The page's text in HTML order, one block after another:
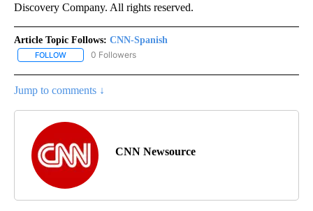
Discovery Company. All rights reserved.
Article Topic Follows: CNN-Spanish
FOLLOW FOLLOW "CNN-SPANISH" TO RECEIVE NOTIFICATIONS ABOUT
0 Followers
Jump to comments ↓
CNN Newsource